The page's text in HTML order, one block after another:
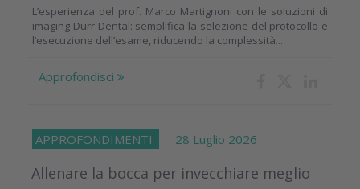
L’esperienza del prof. Marco Martignoni con le soluzioni di
imaging Dürr Dental: semplifica la selezione del protocollo e
l’esecuzione dell’esame, riducendo la complessità...
Approfondisci
APPROFONDIMENTI 28 Luglio 2026
Allenare la bocca per invecchiare meglio